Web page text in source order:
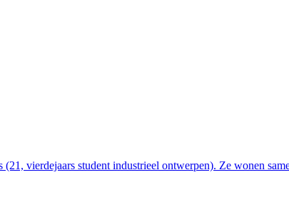
vierdejaars student industrieel ontwerpen). Ze wonen